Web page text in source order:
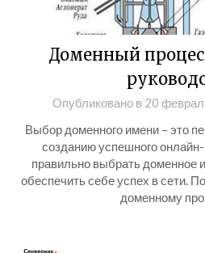
Доменный
Опубликовано в 20
Выбор доменного имени – это
созданию успешного онлайн-
правильно выбрать доменное
обеспечить себе успех в сети.
доменному